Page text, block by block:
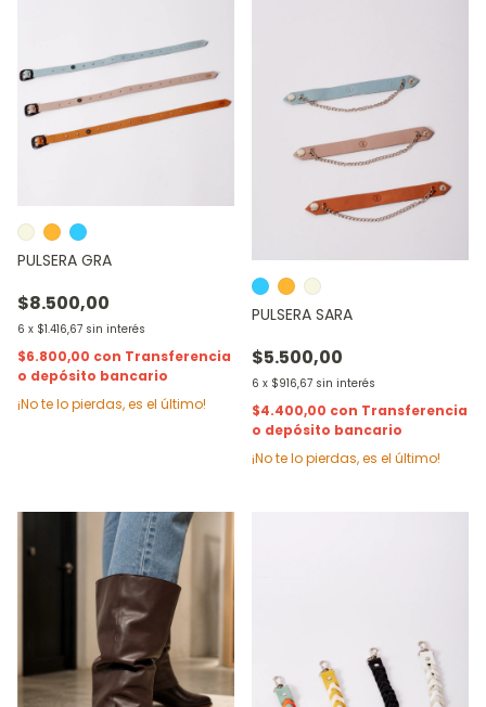
PULSERA GRA
$8.500,00
6 x $1.416,67 sin interés
$6.800,00 con Transferencia
o depósito bancario
¡No te lo pierdas, es el último!
PULSERA SARA
$5.500,00
6 x $916,67 sin interés
$4.400,00 con Transferencia
o depósito bancario
¡No te lo pierdas, es el último!